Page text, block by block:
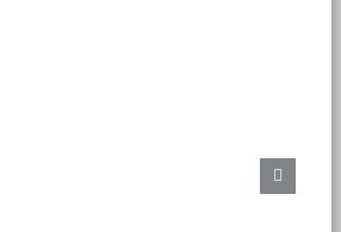
Бурение скважин. Цена.